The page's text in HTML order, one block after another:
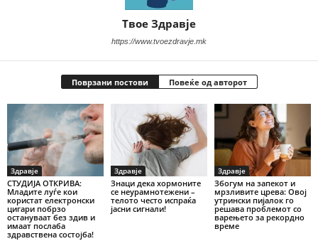
Твое Здравје
https://www.tvoezdravje.mk
Поврзани постови Повеќе од авторот
Здравје
СТУДИЈА ОТКРИВА:
Младите луѓе кои
користат електронски
цигари побрзо
остануваат без здив и
имаат послаба
здравствена состојба!
Здравје
Знаци дека хормоните
се неурамнотежени –
телото често испраќа
јасни сигнали!
Здравје
Збогум на запекот и
мрзливите црева: Овој
утрински пијалок го
решава проблемот со
варењето за рекордно
време